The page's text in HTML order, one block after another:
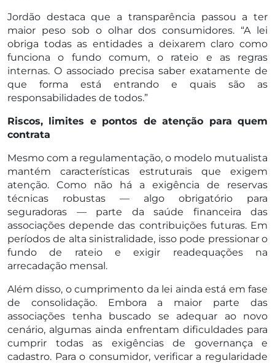
Jordão destaca que a transparência passou a ter
maior peso sob o olhar dos consumidores. “A lei
obriga todas as entidades a deixarem claro como
funciona o fundo comum, o rateio e as regras
internas. O associado precisa saber exatamente de
que forma está entrando e quais são as
responsabilidades de todos.”
Riscos, limites e pontos de atenção para quem
contrata
Mesmo com a regulamentação, o modelo mutualista
mantém características estruturais que exigem
atenção. Como não há a exigência de reservas
técnicas robustas — algo obrigatório para
seguradoras — parte da saúde financeira das
associações depende das contribuições futuras. Em
períodos de alta sinistralidade, isso pode pressionar o
fundo de rateio e exigir readequações na
arrecadação mensal.
Além disso, o cumprimento da lei ainda está em fase
de consolidação. Embora a maior parte das
associações tenha buscado se adequar ao novo
cenário, algumas ainda enfrentam dificuldades para
cumprir todas as exigências de governança e
cadastro. Para o consumidor, verificar a regularidade